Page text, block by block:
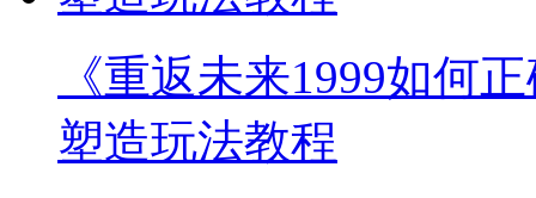
《重返未来1999如何
塑造玩法教程